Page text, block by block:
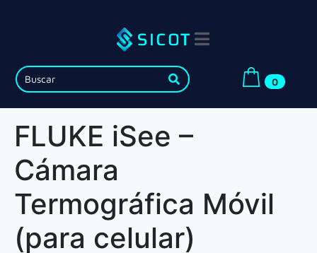
0
FLUKE iSee –
Cámara
Termográfica Móvil
(para celular)